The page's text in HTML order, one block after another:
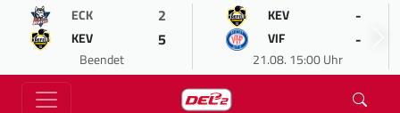
ECK 2
KEV 5
Beendet
KEV -
VIF -
21.08. 15:00 Uhr